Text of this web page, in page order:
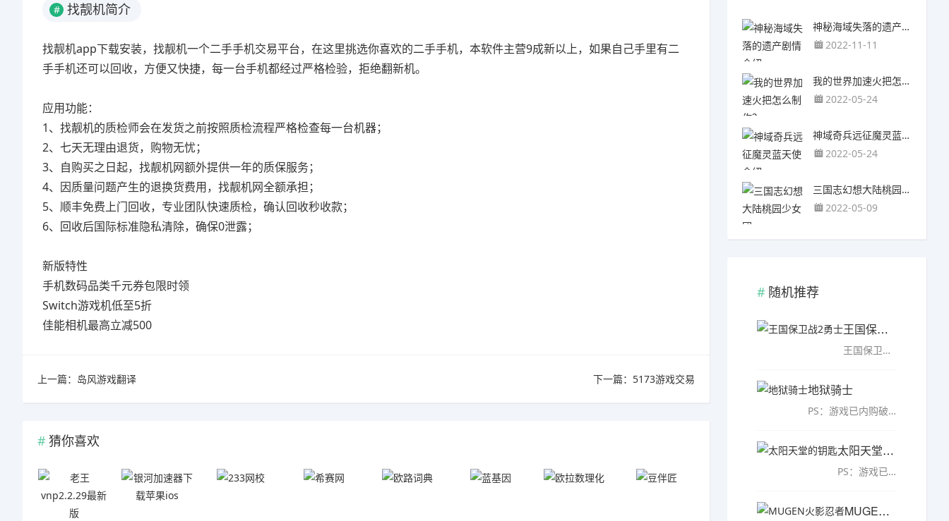
# 找靓机简介
找靓机app下载安装，找靓机一个二手手机交易平台，在这里挑选你喜欢的二手手机，本软件主营9成新以上，如果自己手里有二
手手机还可以回收，方便又快捷，每一台手机都经过严格检验，拒绝翻新机。
应用功能：
1、找靓机的质检师会在发货之前按照质检流程严格检查每一台机器；
2、七天无理由退货，购物无忧；
3、自购买之日起，找靓机网额外提供一年的质保服务；
4、因质量问题产生的退换货费用，找靓机网全额承担；
5、顺丰免费上门回收，专业团队快速质检，确认回收秒收款；
6、回收后国际标准隐私清除，确保0泄露；
新版特性
手机数码品类千元券包限时领
Switch游戏机低至5折
佳能相机最高立减500
上一篇： 岛风游戏翻译 下一篇： 5173游戏交易
猜你喜欢
神秘海域失落的遗产剧情介绍
2022-11-11
我的世界加速火把怎么制作？
2022-05-24
神域奇兵远征魔灵蓝天使介绍
2022-05-24
三国志幻想大陆桃园少女团
2022-05-09
随机推荐
王国保卫战2勇士
王国保卫战2勇士中文破解版是一款非常火爆的卡通塔防游戏，游戏采用西方魔幻风格的游戏界面，卡通Q萌的角色设定，50多种独特敌人，史诗头目战!准备踏上一段史诗之旅，运筹各种防御塔和法术，保卫自己的王国抵御兽人、巨魔、邪恶巫师及其他卑鄙的恶魔!……
地狱骑士
PS：游戏已内购破解，无限金币玩家有着自己的独特装备，地狱骑士中文版是一款科幻题材的角色扮演游戏，在这里我们的主要玩法就是来进行疯狂的搞事，在这个充满无辜的城市之中来展开更多的挑战和冒险可以来进行更多选...……
太阳天堂的钥匙
PS：游戏已内购破解，修改为中文免费版游戏融合了rpg、动作射击等多种元素，太阳天堂的钥匙中文版是一款采用虚幻引擎打造的第一人称枪战射击游戏，你将扮演一名荒野战士，为了拯救人类而成为传奇，在种类有着各种不同...……
MUGEN火影忍者